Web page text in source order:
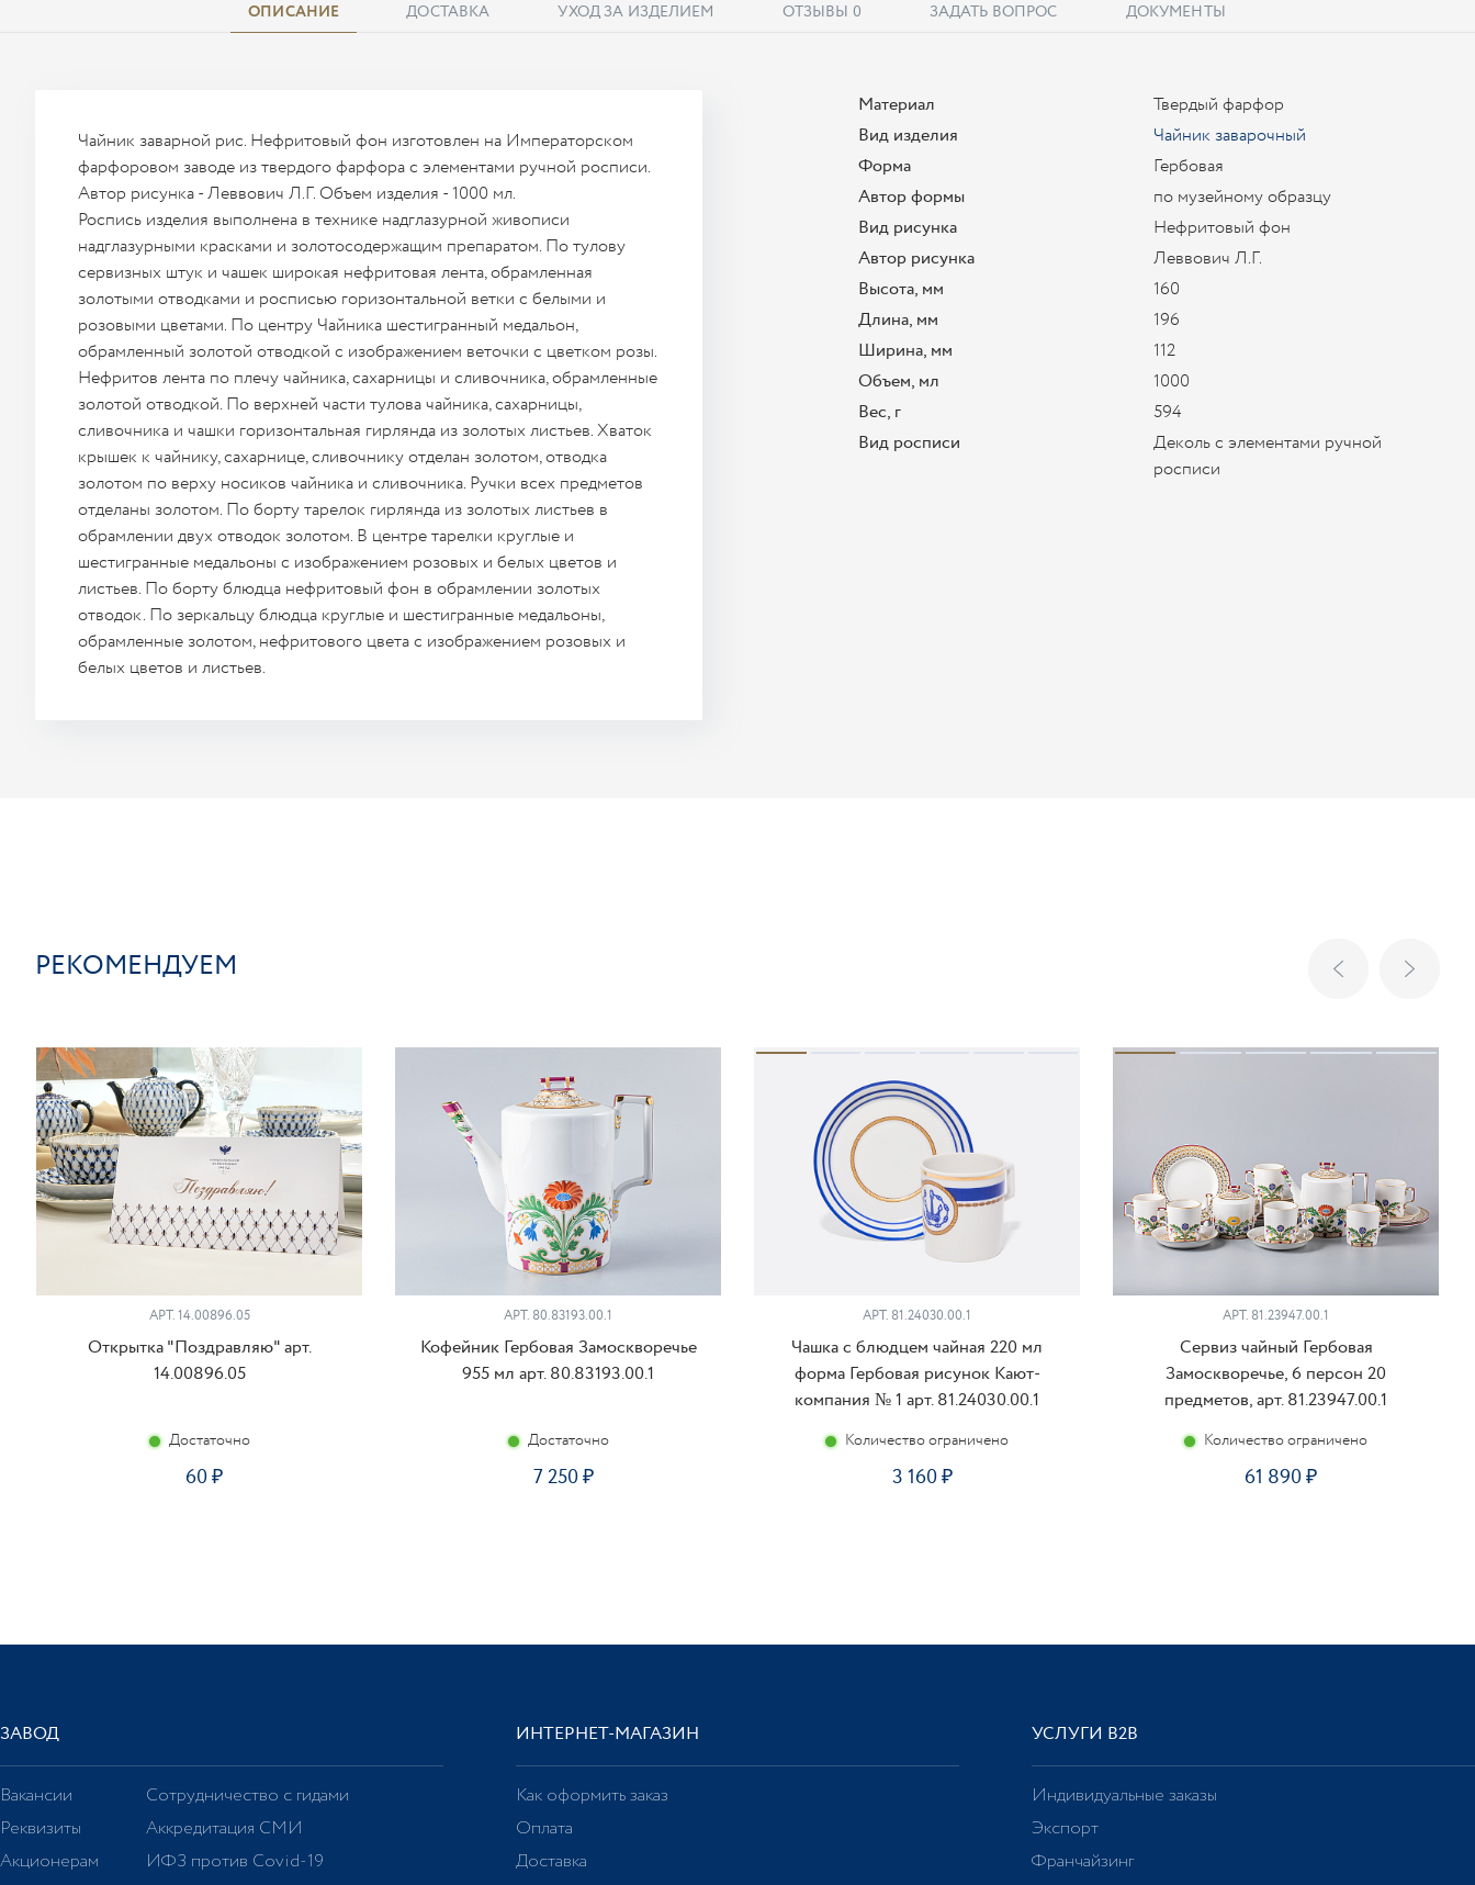
ОПИСАНИЕ ДОСТАВКА УХОД ЗА ИЗДЕЛИЕМ ОТЗЫВЫ 0 ЗАДАТЬ ВОПРОС ДОКУМЕНТЫ
Чайник заварной рис. Нефритовый фон изготовлен на Императорском
фарфоровом заводе из твердого фарфора с элементами ручной росписи.
Автор рисунка - Леввович Л.Г. Объем изделия - 1000 мл.
Роспись изделия выполнена в технике надглазурной живописи
надглазурными красками и золотосодержащим препаратом. По тулову
сервизных штук и чашек широкая нефритовая лента, обрамленная
золотыми отводками и росписью горизонтальной ветки с белыми и
розовыми цветами. По центру Чайника шестигранный медальон,
обрамленный золотой отводкой с изображением веточки с цветком розы.
Нефритов лента по плечу чайника, сахарницы и сливочника, обрамленные
золотой отводкой. По верхней части тулова чайника, сахарницы,
сливочника и чашки горизонтальная гирлянда из золотых листьев. Хваток
крышек к чайнику, сахарнице, сливочнику отделан золотом, отводка
золотом по верху носиков чайника и сливочника. Ручки всех предметов
отделаны золотом. По борту тарелок гирлянда из золотых листьев в
обрамлении двух отводок золотом. В центре тарелки круглые и
шестигранные медальоны с изображением розовых и белых цветов и
листьев. По борту блюдца нефритовый фон в обрамлении золотых
отводок. По зеркальцу блюдца круглые и шестигранные медальоны,
обрамленные золотом, нефритового цвета с изображением розовых и
белых цветов и листьев.
Материал
Твердый фарфор
Вид изделия
Чайник заварочный
Форма
Гербовая
Автор формы
по музейному образцу
Вид рисунка
Нефритовый фон
Автор рисунка
Леввович Л.Г.
Высота, мм
160
Длина, мм
196
Ширина, мм
112
Объем, мл
1000
Вес, г
594
Вид росписи
Деколь с элементами ручной
росписи
РЕКОМЕНДУЕМ
АРТ. 14.00896.05
Открытка "Поздравляю" арт.
14.00896.05
Достаточно
60
АРТ. 80.83193.00.1
Кофейник Гербовая Замоскворечье
955 мл арт. 80.83193.00.1
Достаточно
7 250
АРТ. 81.24030.00.1
Чашка с блюдцем чайная 220 мл
форма Гербовая рисунок Кают-
компания № 1 арт. 81.24030.00.1
Количество ограничено
3 160
АРТ. 81.23947.00.1
Сервиз чайный Гербовая
Замоскворечье, 6 персон 20
предметов, арт. 81.23947.00.1
Количество ограничено
61 890
ЗАВОД
Вакансии
Реквизиты
Акционерам
Сотрудничество с гидами
Аккредитация СМИ
ИФЗ против Covid-19
ИНТЕРНЕТ-МАГАЗИН
Как оформить заказ
Оплата
Доставка
УСЛУГИ В2В
Индивидуальные заказы
Экспорт
Франчайзинг